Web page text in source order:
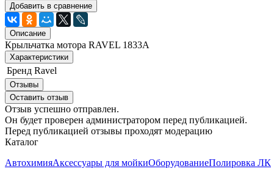
Добавить в сравнение
Описание
Крыльчатка мотора RAVEL 1833А
Характеристики
Бренд Ravel
Отзывы
Оставить отзыв
Отзыв успешно отправлен.
Он будет проверен администратором перед публикацией.
Перед публикацией отзывы проходят модерацию
Каталог
АвтохимияАксессуары для мойкиОборудованиеПолировка